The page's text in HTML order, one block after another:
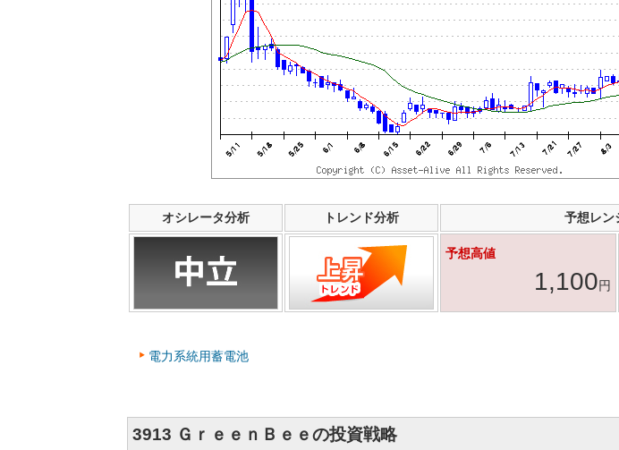
オシレータ分析 トレンド分析 予想レン
予想高値
1,100円
電力系統用蓄電池
3913 ＧｒｅｅｎＢｅｅの投資戦略